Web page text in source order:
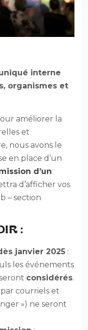
interne
organismes et
améliorer la
et
nous avons le
en place d’un
d’un
d’afficher vos
– section
:
janvier 2025 :
les événements
considérés.
courriels et
») ne seront